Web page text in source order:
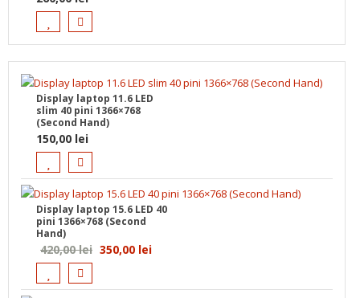
Display laptop 11.6 LED
slim 40 pini 1366×768
(Second Hand)
150,00 lei
Display laptop 15.6 LED 40
pini 1366×768 (Second
Hand)
420,00lei Prețul
a
350,00 leiPrețul
este: